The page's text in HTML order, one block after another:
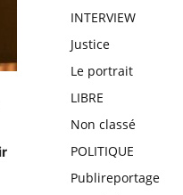
INTERVIEW
Justice
Le portrait
LIBRE
Non classé
POLITIQUE
Publireportage